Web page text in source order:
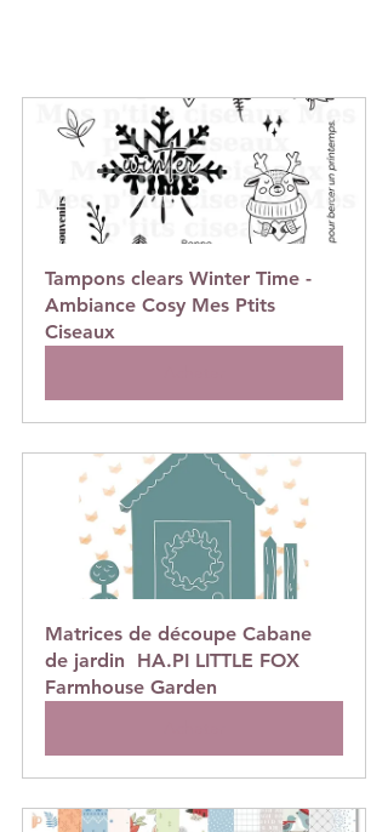
Tampons clears Winter Time -
Ambiance Cosy Mes Ptits
Ciseaux
Matrices de découpe Cabane
de jardin  HA.PI LITTLE FOX
Farmhouse Garden